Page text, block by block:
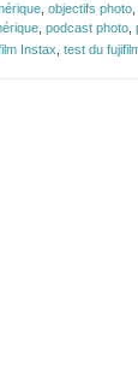
objectifs photo
podcast photo
Instax test du